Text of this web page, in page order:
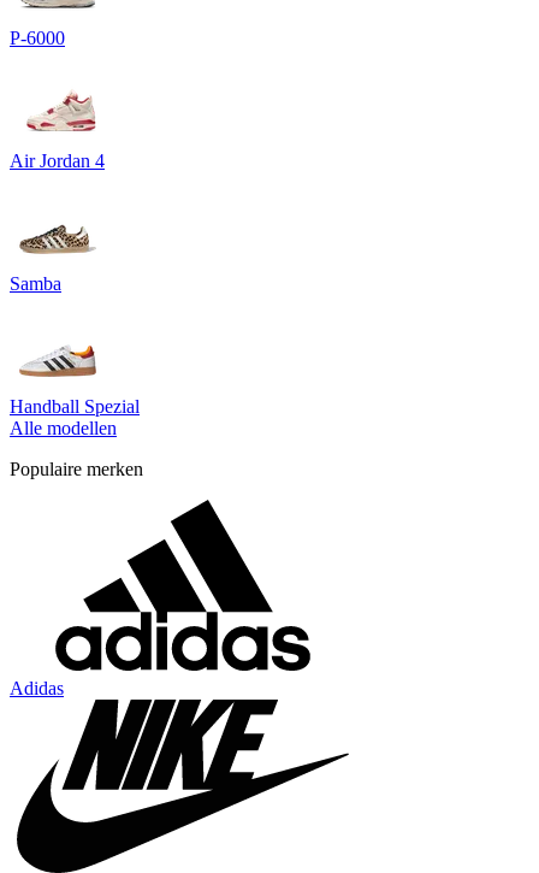
P-6000
Air Jordan 4
Samba
Handball Spezial
Alle modellen
Populaire merken
Adidas